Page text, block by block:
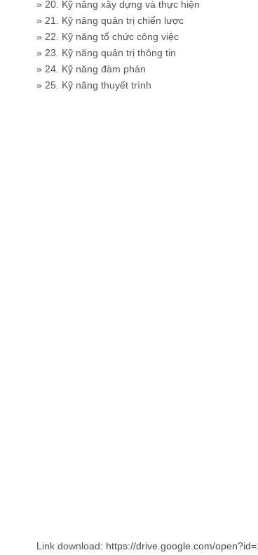
» 20. Kỹ năng xây dựng và thực hiện
» 21. Kỹ năng quản trị chiến lược
» 22. Kỹ năng tổ chức công việc
» 23. Kỹ năng quản trị thông tin
» 24. Kỹ năng đàm phán
» 25. Kỹ năng thuyết trình
Ha Noi Điện thoại : 0988 833 616